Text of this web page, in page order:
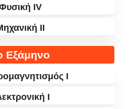
IV
II
Εξάμηνο
I
I